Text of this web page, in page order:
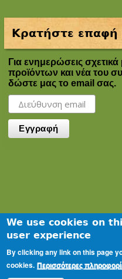
Κρατήστε επαφή
Για ενημερώσεις σχετικά
προϊόντων και νέα του
δώστε μας το email σας.
We use cookies on
user experience
By clicking any link on this page
cookies. Περισσότερες